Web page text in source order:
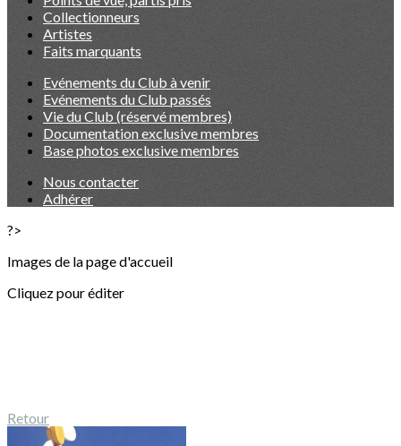
Collectionneurs
Artistes
Faits marquants
Evénements du Club à venir
Evénements du Club passés
Vie du Club (réservé membres)
Documentation exclusive membres
Base photos exclusive membres
Nous contacter
Adhérer
?>
Images de la page d'accueil
Cliquez pour éditer
Retour